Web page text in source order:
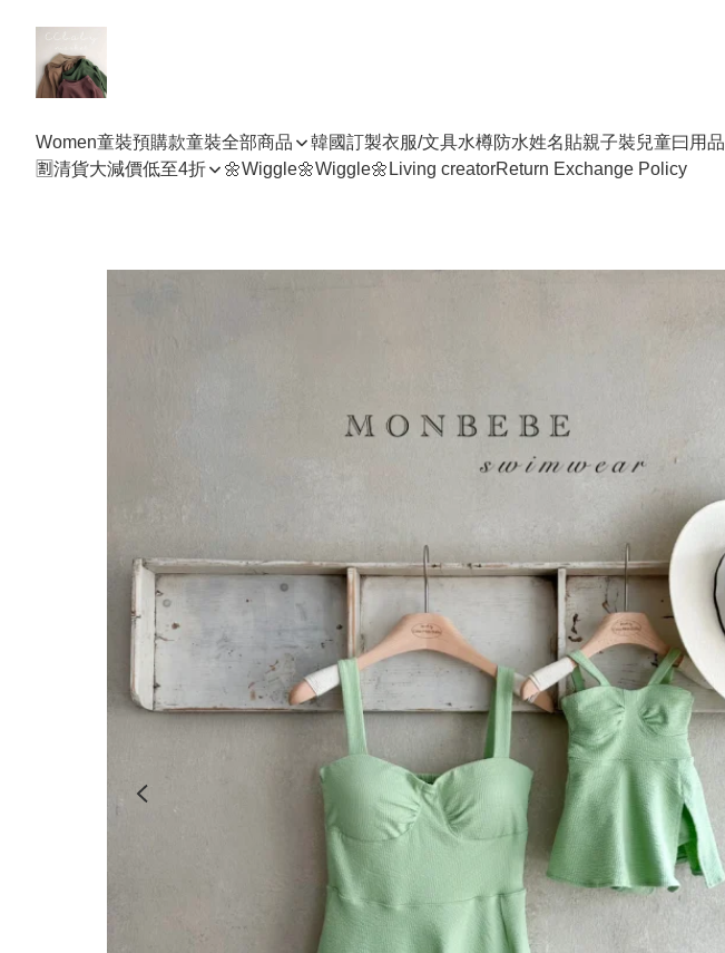
Women童裝預購款童裝全部商品 韓國訂製衣服/文具水樽防水姓名貼親子裝兒童曰用品
🈹清貨大減價低至4折
🌼Wiggle🌼Wiggle🌼 Living creatorReturn Exchange Policy